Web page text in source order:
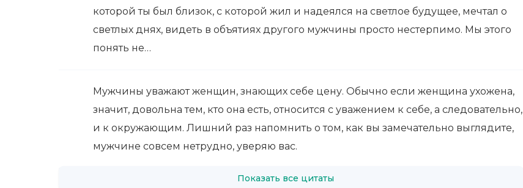
которой ты был близок, с которой жил и надеялся на светлое будущее, мечтал о
светлых днях, видеть в объятиях другого мужчины просто нестерпимо. Мы этого
понять не…
Мужчины уважают женщин, знающих себе цену. Обычно если женщина ухожена,
значит, довольна тем, кто она есть, относится с уважением к себе, а следовательно,
и к окружающим. Лишний раз напомнить о том, как вы замечательно выглядите,
мужчине совсем нетрудно, уверяю вас.
Показать все цитаты